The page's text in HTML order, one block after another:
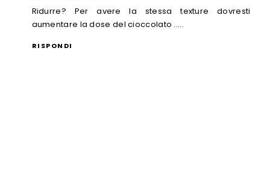
Ridurre? Per avere la stessa texture dovresti
aumentare la dose del cioccolato .....
RISPONDI